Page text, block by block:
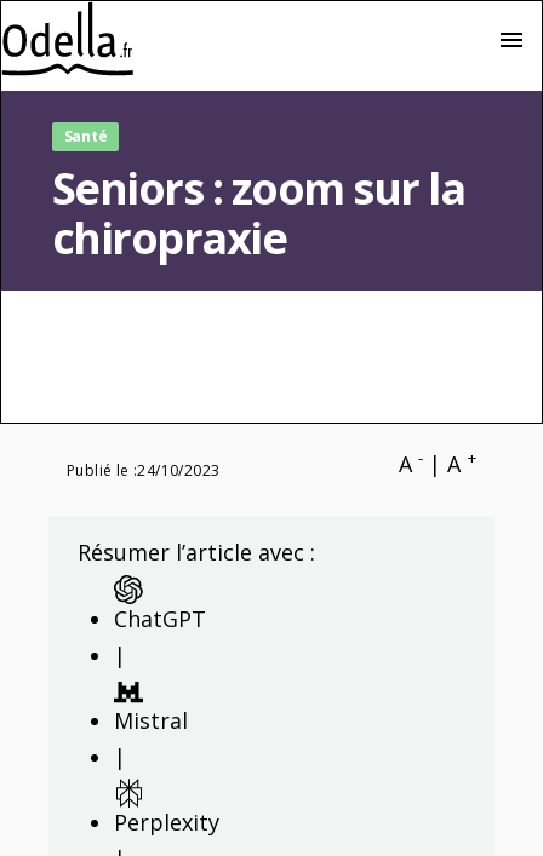
menu
Santé
Seniors : zoom sur la
chiropraxie
Publié le :24/10/2023 A - | A +
Résumer l’article avec :
ChatGPT
|
Mistral
|
Perplexity